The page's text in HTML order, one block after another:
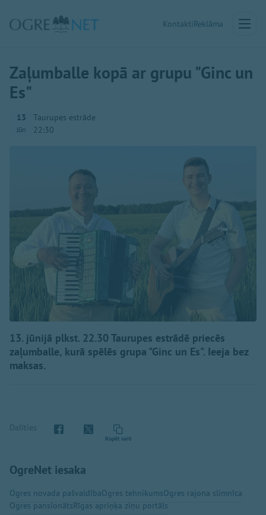
KontaktiReklāma
Zaļumballe kopā ar grupu "Ginc un
Es"
13
Jūn
Taurupes estrāde
22:30
13. jūnijā plkst. 22.30 Taurupes estrādē priecēs
zaļumballe, kurā spēlēs grupa "Ginc un Es". Ieeja bez
maksas.
Dalīties
Kopēt saiti
OgreNet iesaka
Ogres novada pašvaldībaOgres tehnikumsOgres rajona slimnīca
Ogres pansionātsRīgas apriņķa ziņu portāls